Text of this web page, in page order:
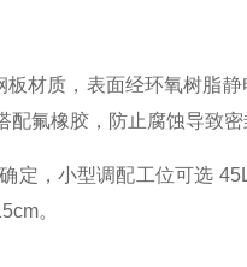
材质，表面经环氧树脂
氟橡胶，防止腐蚀导致
定，小型调配工位可选
。